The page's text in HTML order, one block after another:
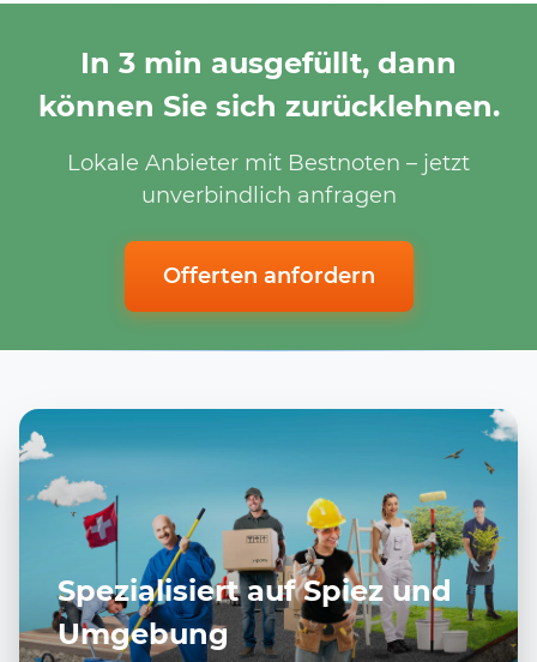
In 3 min ausgefüllt, dann
können Sie sich zurücklehnen.
Lokale Anbieter mit Bestnoten – jetzt
unverbindlich anfragen
Offerten anfordern
Spezialisiert auf Spiez und
Umgebung